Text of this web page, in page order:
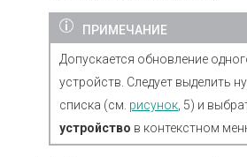
ПРИМЕЧАНИЕ
Допускается обновление
устройств. Следует выделить
списка (см. рисунок , 5) и
устройство в контекстном